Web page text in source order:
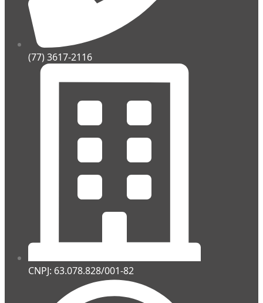
(77) 3617-2116
CNPJ: 63.078.828/001-82